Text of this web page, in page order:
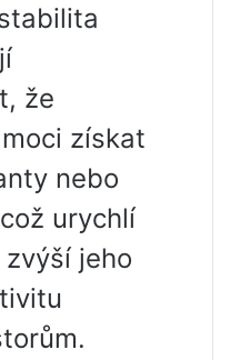
že
získat
nebo
urychlí
jeho